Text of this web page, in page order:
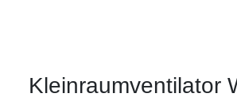
Kleinraumventilator